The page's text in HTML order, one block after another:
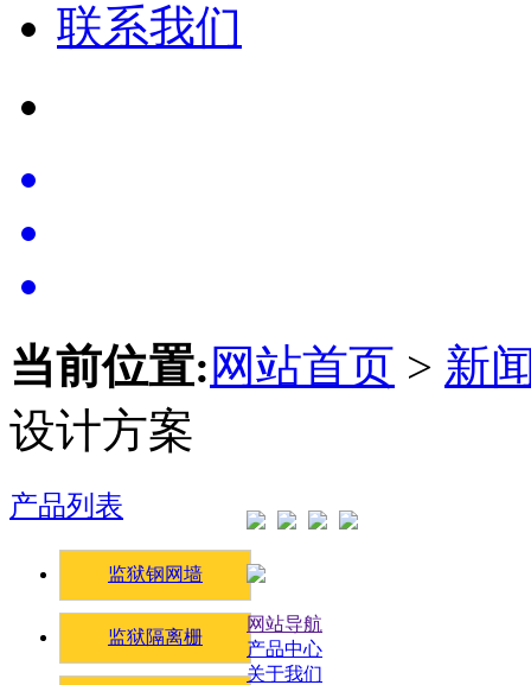
联系我们
当前位置: 网站首页 > 新
设计方案
产品列表
监狱钢网墙
监狱隔离栅
网站导航
产品中心
关于我们